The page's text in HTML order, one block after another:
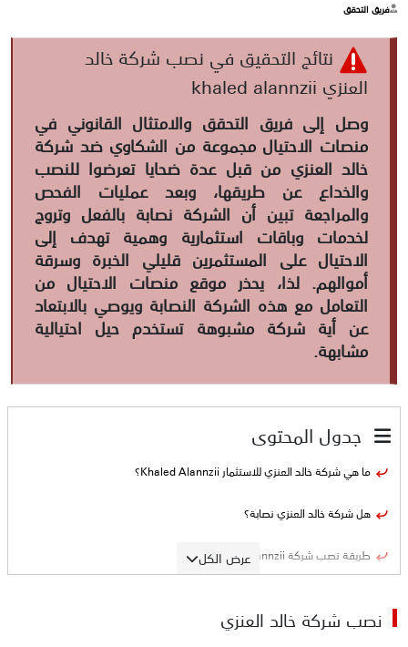
فريق التحقق
نتائج التحقيق في نصب شركة خالد
العنزي khaled alannzii
وصل إلى فريق التحقق والامتثال القانوني في
منصات الاحتيال مجموعة من الشكاوي ضد شركة
خالد العنزي من قبل عدة ضحايا تعرضوا للنصب
والخداع عن طريقها، وبعد عمليات الفحص
والمراجعة تبين أن الشركة نصابة بالفعل وتروج
لخدمات وباقات استثمارية وهمية تهدف إلى
الاحتيال على المستثمرين قليلي الخبرة وسرقة
أموالهم. لذا، يحذر موقع منصات الاحتيال من
التعامل مع هذه الشركة النصابة ويوصي بالابتعاد
عن أية شركة مشبوهة تستخدم حيل احتيالية
مشابهة.
جدول المحتوى
عرض الكل
ما هي شركة خالد العنزي للاستثمار Khaled Alannzii؟
هل شركة خالد العنزي نصابة؟
طريقة نصب شركة khaled alannzii
نصب شركة خالد العنزي